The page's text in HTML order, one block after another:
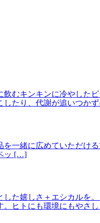
飲むキンキンに冷やした
したり、代謝が追いつか
一緒に広めていただけ
ッ […]
した嬉しさ＋エシカルを
。ヒトにも環境にもやさ